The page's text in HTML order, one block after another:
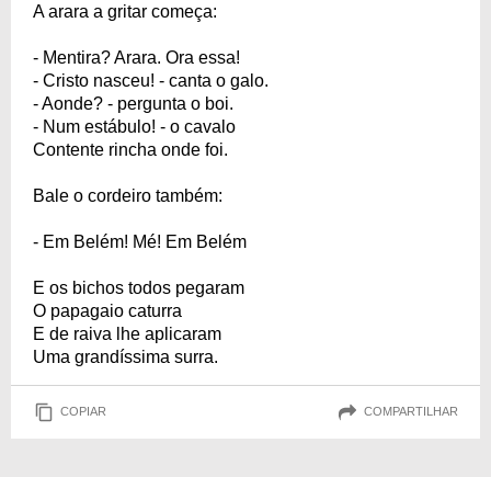
A arara a gritar começa:
- Mentira? Arara. Ora essa!
- Cristo nasceu! - canta o galo.
- Aonde? - pergunta o boi.
- Num estábulo! - o cavalo
Contente rincha onde foi.
Bale o cordeiro também:
- Em Belém! Mé! Em Belém
E os bichos todos pegaram
O papagaio caturra
E de raiva lhe aplicaram
Uma grandíssima surra.
COPIAR COMPARTILHAR